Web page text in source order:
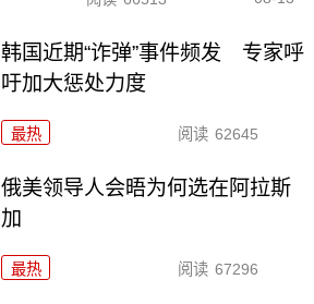
韩国近期“诈弹”事件频发 专家呼
吁加大惩处力度
最热 阅读 62645
俄美领导人会晤为何选在阿拉斯
加
最热 阅读 67296